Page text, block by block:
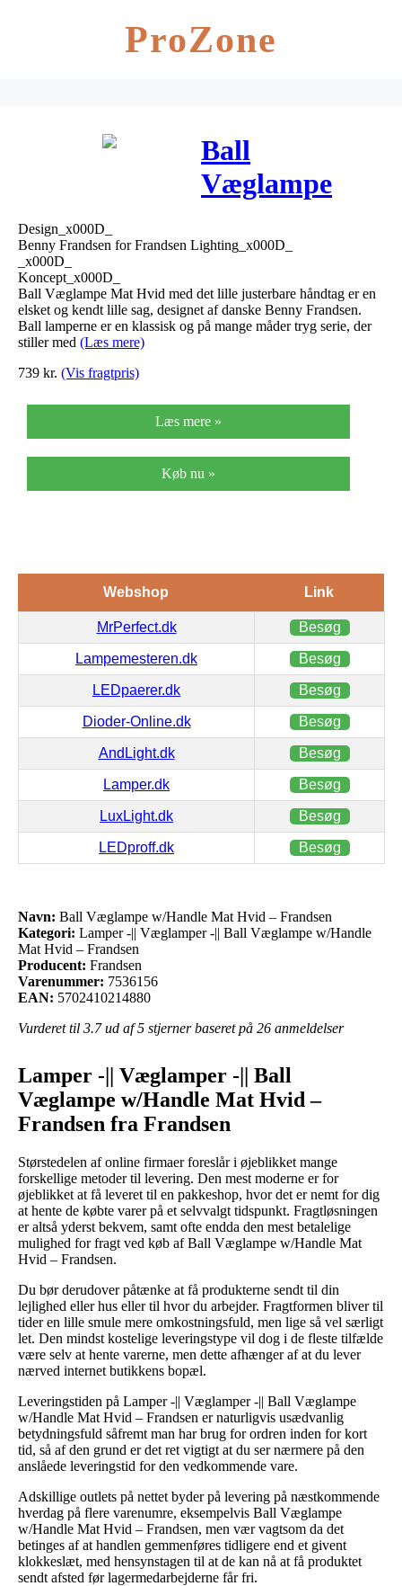
ProZone
Ball
Væglampe
Hvid –
Frandsen
Design_x000D_
Benny Frandsen for Frandsen Lighting_x000D_
_x000D_
Koncept_x000D_
Ball Væglampe Mat Hvid med det lille justerbare håndtag er en
elsket og kendt lille sag, designet af danske Benny Frandsen.
Ball lamperne er en klassisk og på mange måder tryg serie, der
stiller med (Læs mere)
739 kr. (Vis fragtpris)
Læs mere »
Køb nu »
Webshop Link
MrPerfect.dk Besøg
Lampemesteren.dk Besøg
LEDpaerer.dk Besøg
Dioder-Online.dk Besøg
AndLight.dk Besøg
Lamper.dk Besøg
LuxLight.dk Besøg
LEDproff.dk Besøg
Navn: Ball Væglampe w/Handle Mat Hvid – Frandsen
Kategori: Lamper -|| Væglamper -|| Ball Væglampe w/Handle
Mat Hvid – Frandsen
Producent: Frandsen
Varenummer: 7536156
EAN: 5702410214880
Vurderet til 3.7ud af 5 stjerner baseret på 26 anmeldelser
Lamper -|| Væglamper -|| Ball
Væglampe w/Handle Mat Hvid –
Frandsen fra Frandsen
Størstedelen af online firmaer foreslår i øjeblikket mange
forskellige metoder til levering. Den mest moderne er for
øjeblikket at få leveret til en pakkeshop, hvor det er nemt for dig
at hente de købte varer på et selvvalgt tidspunkt. Fragtløsningen
er altså yderst bekvem, samt ofte endda den mest betalelige
mulighed for fragt ved køb af Ball Væglampe w/Handle Mat
Hvid – Frandsen.
Du bør derudover påtænke at få produkterne sendt til din
lejlighed eller hus eller til hvor du arbejder. Fragtformen bliver til
tider en lille smule mere omkostningsfuld, men lige så vel særligt
let. Den mindst kostelige leveringstype vil dog i de fleste tilfælde
være selv at hente varerne, men dette afhænger af at du lever
nærved internet butikkens bopæl.
Leveringstiden på Lamper -|| Væglamper -|| Ball Væglampe
w/Handle Mat Hvid – Frandsen er naturligvis usædvanlig
betydningsfuld såfremt man har brug for ordren inden for kort
tid, så af den grund er det ret vigtigt at du ser nærmere på den
anslåede leveringstid for den vedkommende vare.
Adskillige outlets på nettet byder på levering på næstkommende
hverdag på flere varenumre, eksempelvis Ball Væglampe
w/Handle Mat Hvid – Frandsen, men vær vagtsom da det
betinges af at handlen gemmenføres tidligere end et givent
klokkeslæt, med hensynstagen til at de kan nå at få produktet
sendt afsted før lagermedarbejderne får fri.